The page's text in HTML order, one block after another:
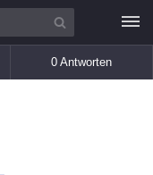
0 Antworten